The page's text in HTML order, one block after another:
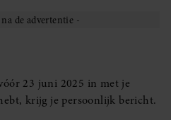
23 juni 2025 in met je
krijg je persoonlijk bericht.